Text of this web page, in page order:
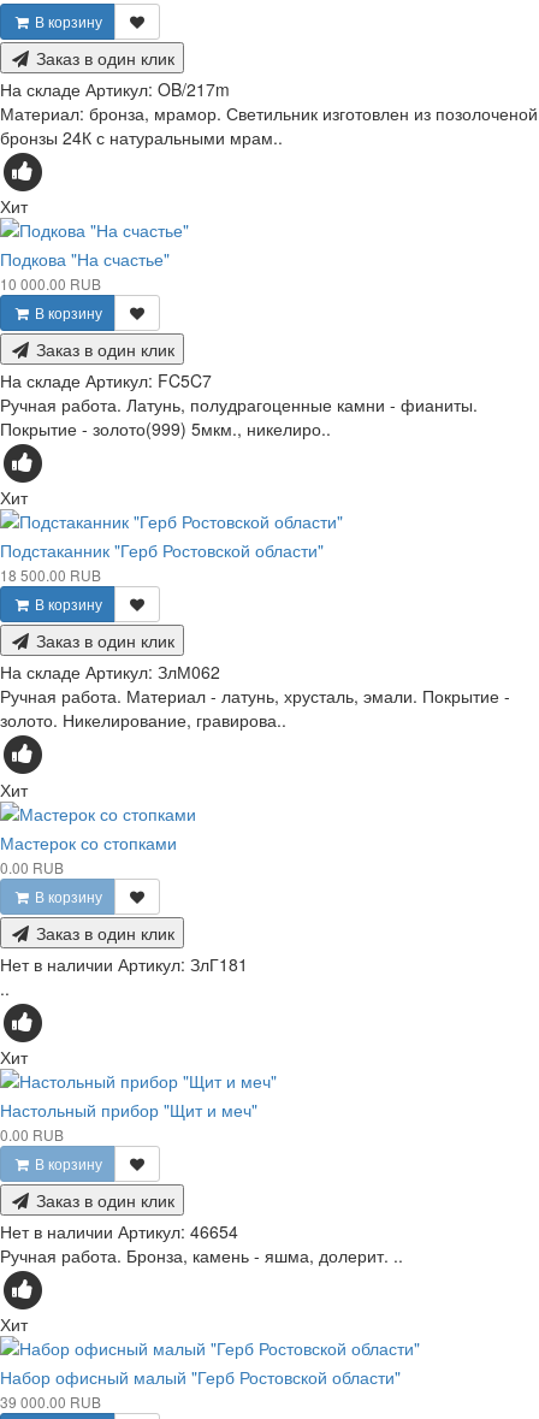
В корзину
Заказ в один клик
На складе Артикул: OB/217m
Материал: бронза, мрамор. Светильник изготовлен из позолоченой
бронзы 24К с натуральными мрам..
Хит
Подкова "На счастье"
10 000.00 RUB
В корзину
Заказ в один клик
На складе Артикул: FC5C7
Ручная работа. Латунь, полудрагоценные камни - фианиты.
Покрытие - золото(999) 5мкм., никелиро..
Хит
Подстаканник "Герб Ростовской области"
18 500.00 RUB
В корзину
Заказ в один клик
На складе Артикул: ЗлМ062
Ручная работа. Материал - латунь, хрусталь, эмали. Покрытие -
золото. Никелирование, гравирова..
Хит
Мастерок со стопками
0.00 RUB
В корзину
Заказ в один клик
Нет в наличии Артикул: ЗлГ181
..
Хит
Настольный прибор "Щит и меч"
0.00 RUB
В корзину
Заказ в один клик
Нет в наличии Артикул: 46654
Ручная работа. Бронза, камень - яшма, долерит. ..
Хит
Набор офисный малый "Герб Ростовской области"
39 000.00 RUB